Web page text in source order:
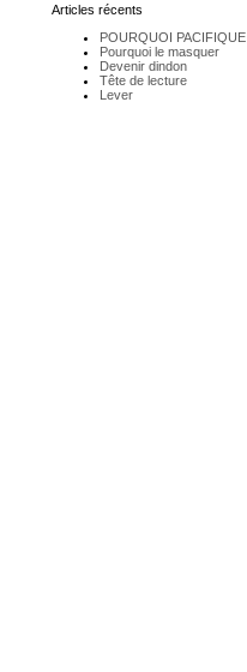
Articles récents
POURQUOI PACIFIQUE
Pourquoi le masquer
Devenir dindon
Tête de lecture
Lever